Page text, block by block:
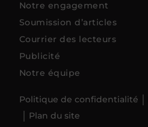
Notre engagement
Soumission d’articles
Courrier des lecteurs
Publicité
Notre équipe
Politique de confidentialité
Plan du site